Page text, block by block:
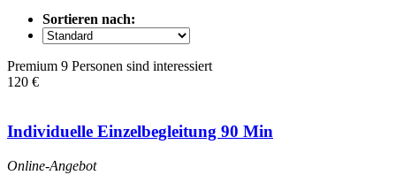
Sortieren nach:
Premium 9 Personen sind interessiert
120 €
Individuelle Einzelbegleitung 90 Min
Online-Angebot